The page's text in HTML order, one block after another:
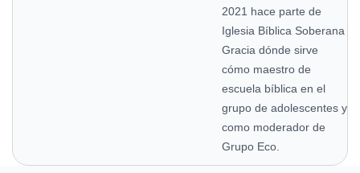
2021 hace parte de
Iglesia Bíblica Soberana
Gracia dónde sirve
cómo maestro de
escuela bíblica en el
grupo de adolescentes y
como moderador de
Grupo Eco.